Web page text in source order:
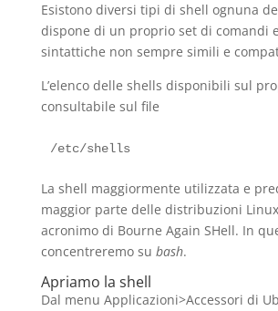
Esistono diversi tipi di shell ognuna
dispone di un proprio set di comandi
sintattiche non sempre simili e
L’elenco delle shells disponibili sul
consultabile sul file
La shell maggiormente utilizzata e
maggior parte delle distribuzioni Linux
acronimo di Bourne Again SHell. In
concentreremo su bash.
Apriamo la shell
Dal menu Applicazioni>Accessori di